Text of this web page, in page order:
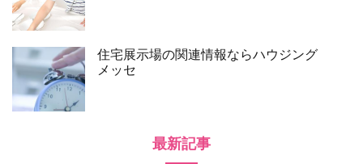
住宅展示場の関連情報ならハウジング
メッセ
最新記事